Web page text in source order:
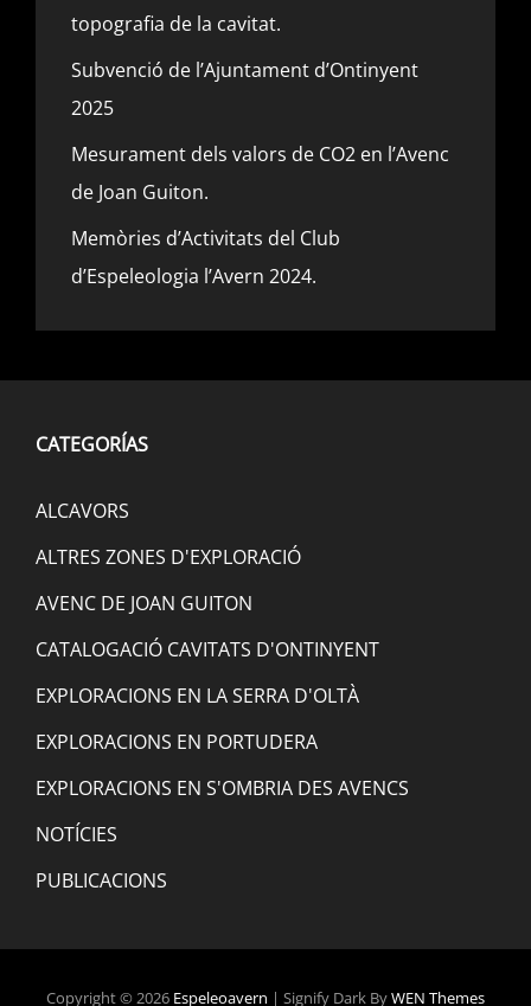
topografia de la cavitat.
Subvenció de l’Ajuntament d’Ontinyent
2025
Mesurament dels valors de CO2 en l’Avenc
de Joan Guiton.
Memòries d’Activitats del Club
d’Espeleologia l’Avern 2024.
CATEGORÍAS
ALCAVORS
ALTRES ZONES D'EXPLORACIÓ
AVENC DE JOAN GUITON
CATALOGACIÓ CAVITATS D'ONTINYENT
EXPLORACIONS EN LA SERRA D'OLTÀ
EXPLORACIONS EN PORTUDERA
EXPLORACIONS EN S'OMBRIA DES AVENCS
NOTÍCIES
PUBLICACIONS
Copyright © 2026 Espeleoavern | Signify Dark ByWEN Themes